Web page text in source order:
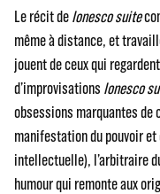
Le récit deIonesco suite
même à distance, et
jouent de ceux qui
d’improvisations Ionesco
obsessions marquantes
manifestation du pouvoir
intellectuelle), l’arbitraire
humour qui remonte aux